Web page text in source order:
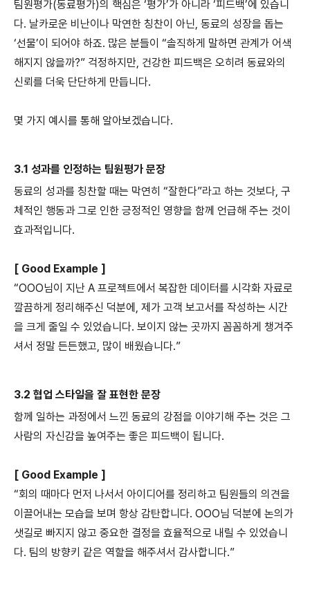
팀원평가(동료평가)의 핵심은 ‘평가’가 아니라 ‘피드백’에 있습니
다. 날카로운 비난이나 막연한 칭찬이 아닌, 동료의 성장을 돕는
‘선물’이 되어야 하죠. 많은 분들이 “솔직하게 말하면 관계가 어색
해지지 않을까?” 걱정하지만, 건강한 피드백은 오히려 동료와의
신뢰를 더욱 단단하게 만듭니다.
몇 가지 예시를 통해 알아보겠습니다.
3.1 성과를 인정하는 팀원평가 문장
동료의 성과를 칭찬할 때는 막연히 “잘한다”라고 하는 것보다, 구
체적인 행동과 그로 인한 긍정적인 영향을 함께 언급해 주는 것이
효과적입니다.
[ Good Example ]
“OOO님이 지난 A 프로젝트에서 복잡한 데이터를 시각화 자료로
깔끔하게 정리해주신 덕분에, 제가 고객 보고서를 작성하는 시간
을 크게 줄일 수 있었습니다. 보이지 않는 곳까지 꼼꼼하게 챙겨주
셔서 정말 든든했고, 많이 배웠습니다.”
3.2 협업 스타일을 잘 표현한 문장
함께 일하는 과정에서 느낀 동료의 강점을 이야기해 주는 것은 그
사람의 자신감을 높여주는 좋은 피드백이 됩니다.
[ Good Example ]
“회의 때마다 먼저 나서서 아이디어를 정리하고 팀원들의 의견을
이끌어내는 모습을 보며 항상 감탄합니다. OOO님 덕분에 논의가
샛길로 빠지지 않고 중요한 결정을 효율적으로 내릴 수 있었습니
다. 팀의 방향키 같은 역할을 해주셔서 감사합니다.”